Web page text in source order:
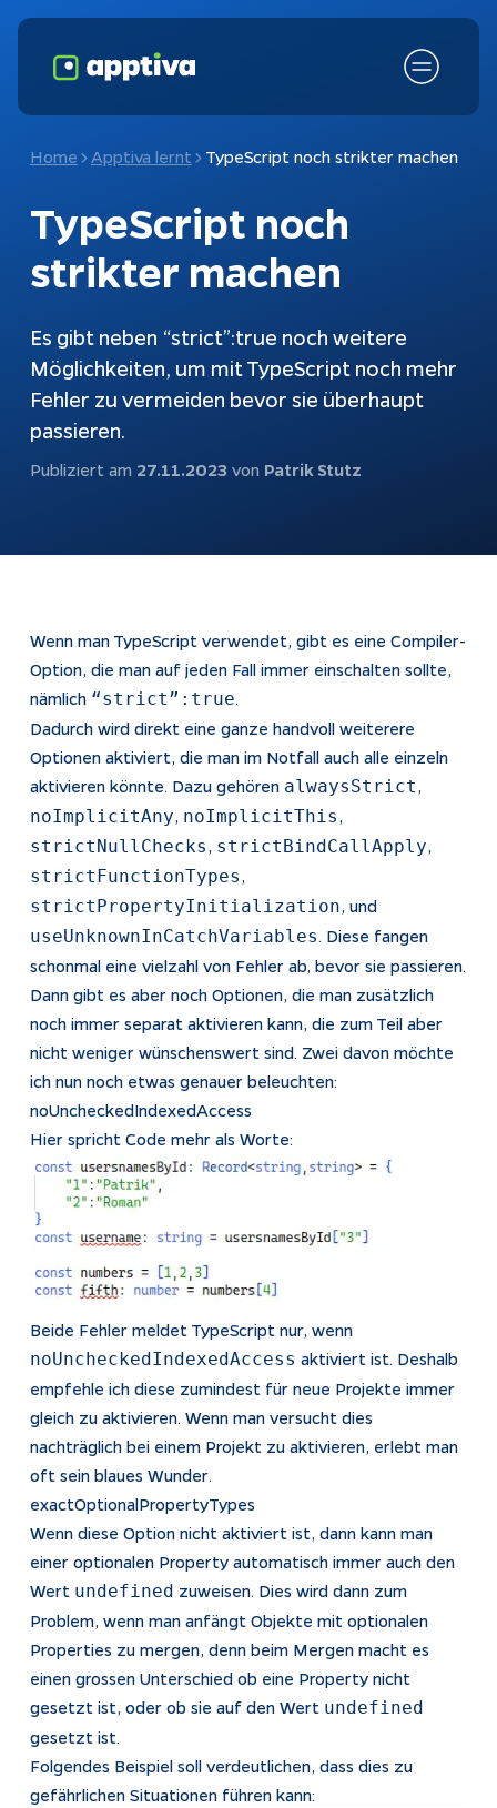
Home Apptiva lernt TypeScript noch strikter machen
TypeScript noch
strikter machen
Es gibt neben “strict”:true noch weitere
Möglichkeiten, um mit TypeScript noch mehr
Fehler zu vermeiden bevor sie überhaupt
passieren.
Publiziert am 27.11.2023 von Patrik Stutz
Wenn man TypeScript verwendet, gibt es eine Compiler-
Option, die man auf jeden Fall immer einschalten sollte,
nämlich “strict”:true.
Dadurch wird direkt eine ganze handvoll weiterere
Optionen aktiviert, die man im Notfall auch alle einzeln
aktivieren könnte. Dazu gehören alwaysStrict,
noImplicitAny, noImplicitThis,
strictNullChecks, strictBindCallApply,
strictFunctionTypes,
strictPropertyInitialization, und
useUnknownInCatchVariables. Diese fangen
schonmal eine vielzahl von Fehler ab, bevor sie passieren.
Dann gibt es aber noch Optionen, die man zusätzlich
noch immer separat aktivieren kann, die zum Teil aber
nicht weniger wünschenswert sind. Zwei davon möchte
ich nun noch etwas genauer beleuchten:
noUncheckedIndexedAccess
Hier spricht Code mehr als Worte:
Beide Fehler meldet TypeScript nur, wenn
noUncheckedIndexedAccess aktiviert ist. Deshalb
empfehle ich diese zumindest für neue Projekte immer
gleich zu aktivieren. Wenn man versucht dies
nachträglich bei einem Projekt zu aktivieren, erlebt man
oft sein blaues Wunder.
exactOptionalPropertyTypes
Wenn diese Option nicht aktiviert ist, dann kann man
einer optionalen Property automatisch immer auch den
Wert undefined zuweisen. Dies wird dann zum
Problem, wenn man anfängt Objekte mit optionalen
Properties zu mergen, denn beim Mergen macht es
einen grossen Unterschied ob eine Property nicht
gesetzt ist, oder ob sie auf den Wert undefined
gesetzt ist.
Folgendes Beispiel soll verdeutlichen, dass dies zu
gefährlichen Situationen führen kann:
Fokusthemen
Schnittstellen
KI-Chatbot
Chatbots
Bubble-Chat
KI & Apps
Softwareentwicklung
Prozesse
automatisieren
KI-Agenten
KI-Integration
Webentwicklung
App Entwicklung
Apptiva
Projekte
Kontakt
Rechtliches
Impressum
Datenschutz
Tracking